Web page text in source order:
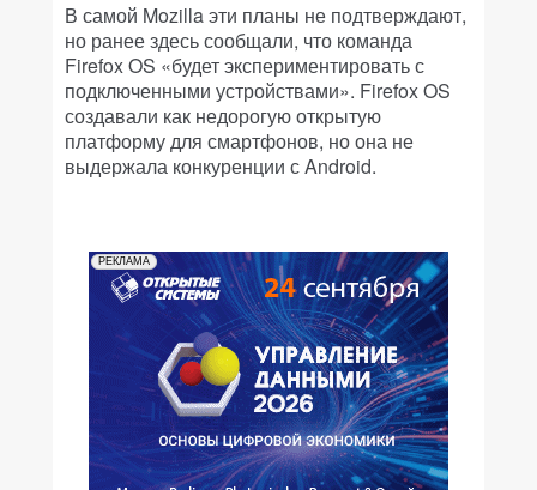
В самой Mozilla эти планы не подтверждают,
но ранее здесь сообщали, что команда
Firefox OS «будет экспериментировать с
подключенными устройствами». Firefox OS
создавали как недорогую открытую
платформу для смартфонов, но она не
выдержала конкуренции с Android.
РЕКЛАМА